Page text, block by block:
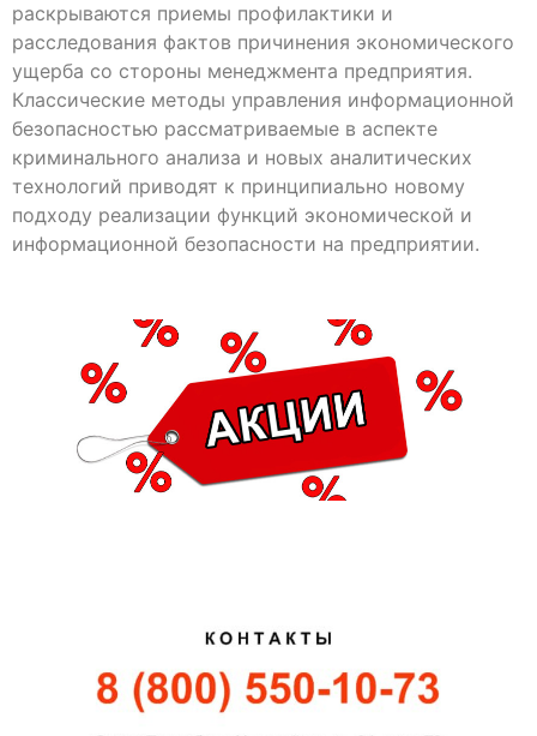
раскрываются приемы профилактики и
расследования фактов причинения экономического
ущерба со стороны менеджмента предприятия.
Классические методы управления информационной
безопасностью рассматриваемые в аспекте
криминального анализа и новых аналитических
технологий приводят к принципиально новому
подходу реализации функций экономической и
информационной безопасности на предприятии.